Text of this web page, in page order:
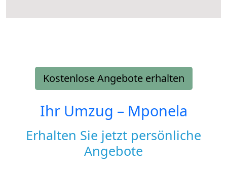
Kostenlose Angebote erhalten
Ihr Umzug – Mponela
Erhalten Sie jetzt persönliche
Angebote